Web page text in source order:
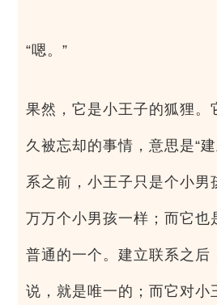
“嗯。”
果然，它是小王子的狐狸。
久被忘却的事情，意思是“
系之前，小王子只是个小男
万万个小男孩一样；而它也
普通的一个。建立联系之后
说，就是唯一的；而它对小